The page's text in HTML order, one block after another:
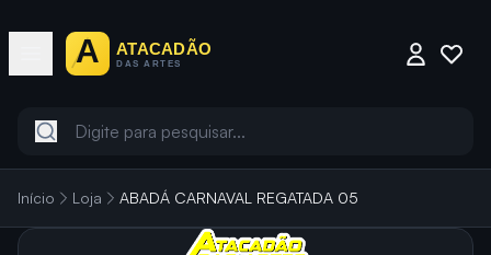
Início Loja ABADÁ CARNAVAL REGATADA 05